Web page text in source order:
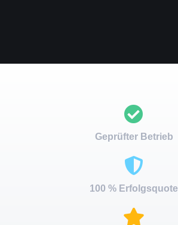
Geprüfter Betrieb
100 % Erfolgsquote